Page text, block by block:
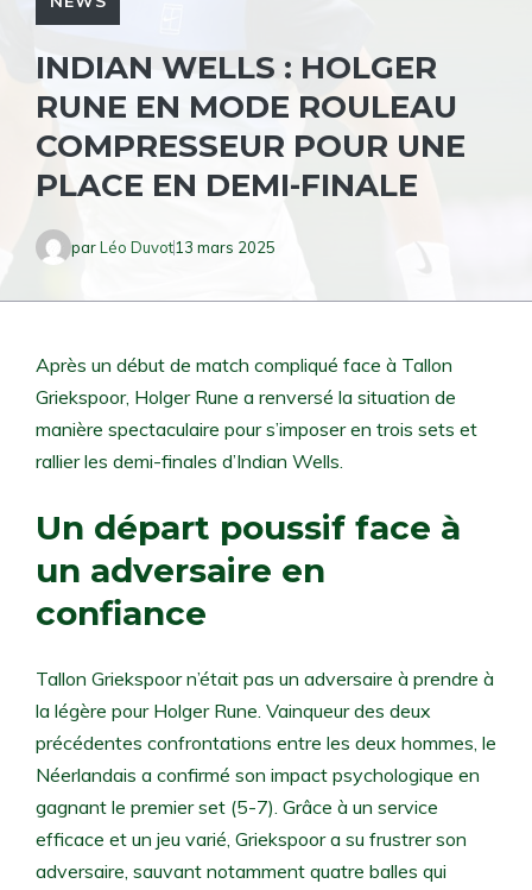
INDIAN WELLS : HOLGER
RUNE EN MODE ROULEAU
COMPRESSEUR POUR UNE
PLACE EN DEMI-FINALE
parLéo Duvot13 mars 2025
Après un début de match compliqué face à Tallon
Griekspoor, Holger Rune a renversé la situation de
manière spectaculaire pour s’imposer en trois sets et
rallier les demi-finales d’Indian Wells.
Un départ poussif face à
un adversaire en
confiance
Tallon Griekspoor n’était pas un adversaire à prendre à
la légère pour Holger Rune. Vainqueur des deux
précédentes confrontations entre les deux hommes, le
Néerlandais a confirmé son impact psychologique en
gagnant le premier set (5-7). Grâce à un service
efficace et un jeu varié, Griekspoor a su frustrer son
adversaire, sauvant notamment quatre balles qui